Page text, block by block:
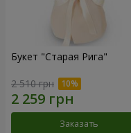
Букет "Старая Рига"
2 510 грн
Заказать